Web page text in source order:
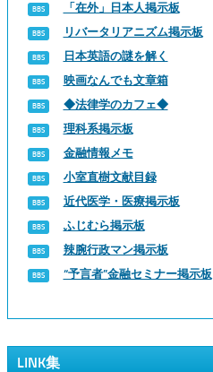
「在外」日本人掲示板
リバータリアニズム掲示板
日本英語の謎を解く
映画なんでも文章箱
◆法律学のカフェ◆
理科系掲示板
金融情報メモ
小室直樹文献目録
近代医学・医療掲示板
ふじむら掲示板
辣腕行政マン掲示板
“予言者”金融セミナー掲示板
LINK集